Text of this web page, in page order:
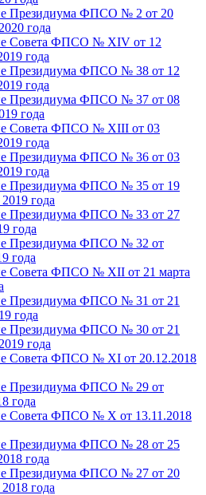
Президиума ФПСО № 2 от 20
года
Совета ФПСО № XIV от 12
года
Президиума ФПСО № 38 от 12
года
Президиума ФПСО № 37 от 08
года
Совета ФПСО № XIII от 03
года
Президиума ФПСО № 36 от 03
года
Президиума ФПСО № 35 от 19
года
Президиума ФПСО № 33 от 27
года
Президиума ФПСО № 32 от
года
Совета ФПСО № XII от 21 марта
Президиума ФПСО № 31 от 21
года
Президиума ФПСО № 30 от 21
года
Совета ФПСО № XI от 20.12.2018
Президиума ФПСО № 29 от
года
Совета ФПСО № X от 13.11.2018
Президиума ФПСО № 28 от 25
года
Президиума ФПСО № 27 от 20
года